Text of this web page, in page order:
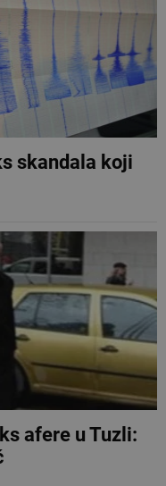
skandala koji
afere u Tuzli: